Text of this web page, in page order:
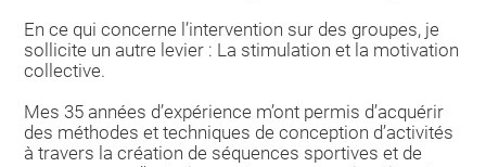
En ce qui concerne l’intervention sur des groupes, je
sollicite un autre levier : La stimulation et la motivation
collective.
Mes 35 années d’expérience m’ont permis d’acquérir
des méthodes et techniques de conception d’activités
à travers la création de séquences sportives et de